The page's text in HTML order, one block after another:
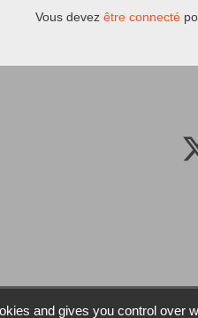
Vous devez être connecté
and gives you control over